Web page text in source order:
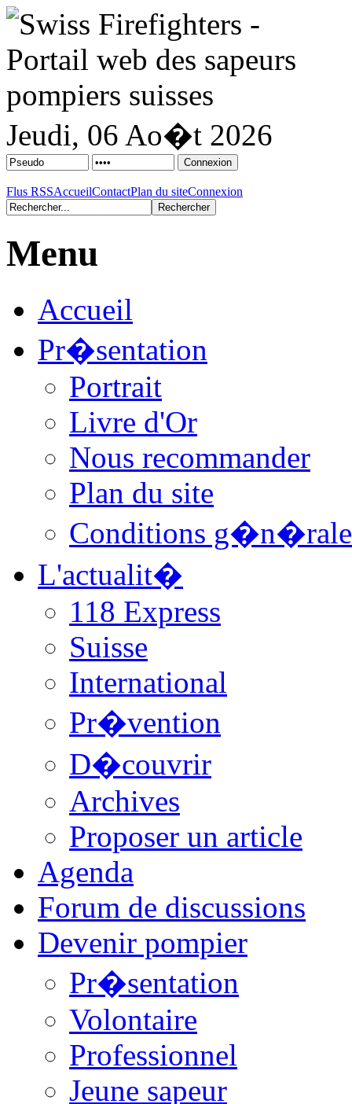
Jeudi, 06 Ao�t 2026
Flus RSSAccueilContactPlan du siteConnexion
Menu
Accueil
Pr�sentation
Portrait
Livre d'Or
Nous recommander
Plan du site
Conditions
L'actualit�
118 Express
Suisse
International
Pr�vention
D�couvrir
Archives
Proposer un article
Agenda
Forum de discussions
Devenir pompier
Pr�sentation
Volontaire
Professionnel
Jeune sapeur